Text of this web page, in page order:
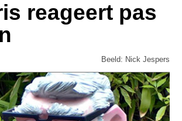
reageert pas
Beeld: Nick Jespers